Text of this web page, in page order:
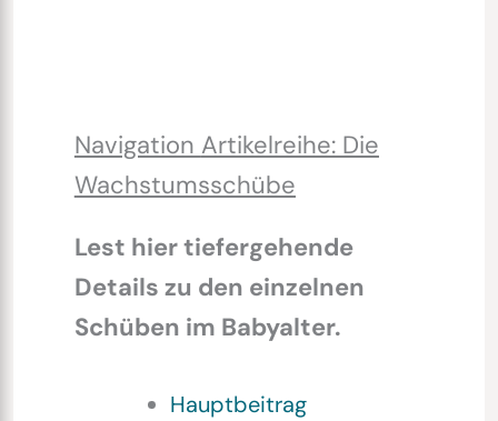
Navigation Artikelreihe: Die
Wachstumsschübe
Lest hier tiefergehende
Details zu den einzelnen
Schüben im Babyalter.
Hauptbeitrag